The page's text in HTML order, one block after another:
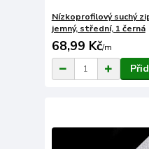
Nízkoprofilový suchý
jemný, střední, 1 černá
68,99 Kč/m